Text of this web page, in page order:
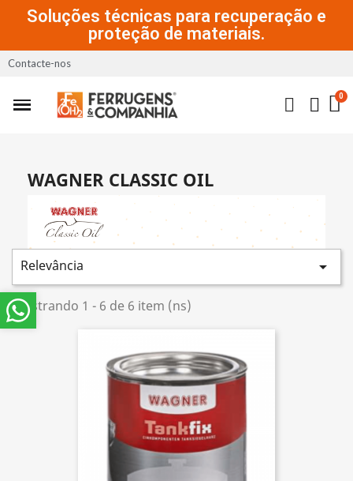
Soluções técnicas para recuperação e
proteção de materiais.
Contacte-nos
WAGNER CLASSIC OIL
Relevância 
Mostrando 1 - 6 de 6 item (ns)